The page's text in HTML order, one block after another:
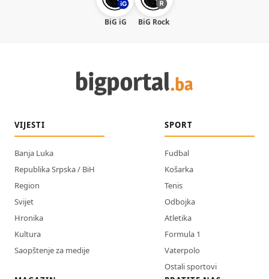
BiG iG BiG Rock
VIJESTI
Banja Luka
Republika Srpska / BiH
Region
Svijet
Hronika
Kultura
Saopštenje za medije
SPORT
Fudbal
Košarka
Tenis
Odbojka
Atletika
Formula 1
Vaterpolo
Ostali sportovi